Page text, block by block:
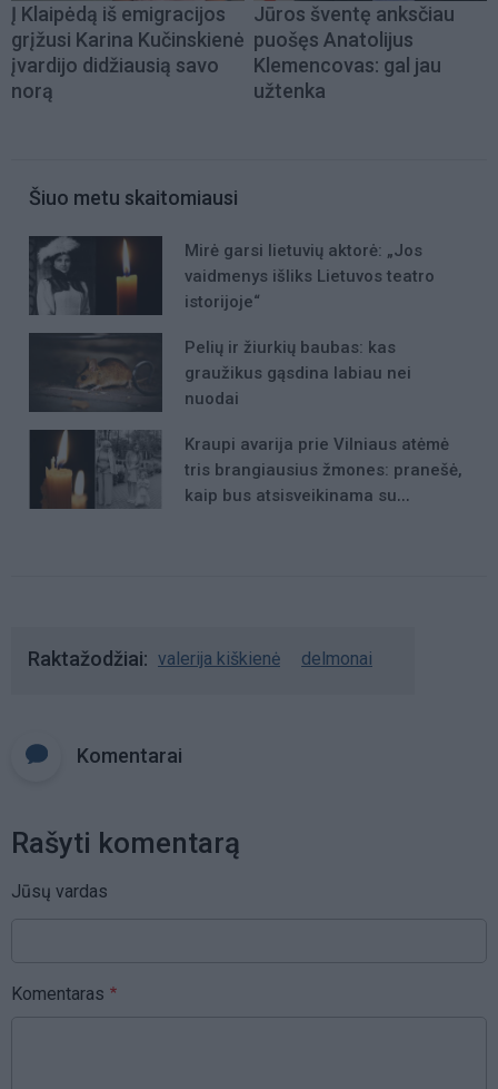
Į Klaipėdą iš emigracijos
grįžusi Karina Kučinskienė
įvardijo didžiausią savo
norą
Jūros šventę anksčiau
puošęs Anatolijus
Klemencovas: gal jau
užtenka
Šiuo metu skaitomiausi
Mirė garsi lietuvių aktorė: „Jos
vaidmenys išliks Lietuvos teatro
istorijoje“
Pelių ir žiurkių baubas: kas
graužikus gąsdina labiau nei
nuodai
Kraupi avarija prie Vilniaus atėmė
tris brangiausius žmones: pranešė,
kaip bus atsisveikinama su
Raktažodžiai valerija kiškienė delmonai
Komentarai
Rašyti komentarą
Jūsų vardas
Komentaras